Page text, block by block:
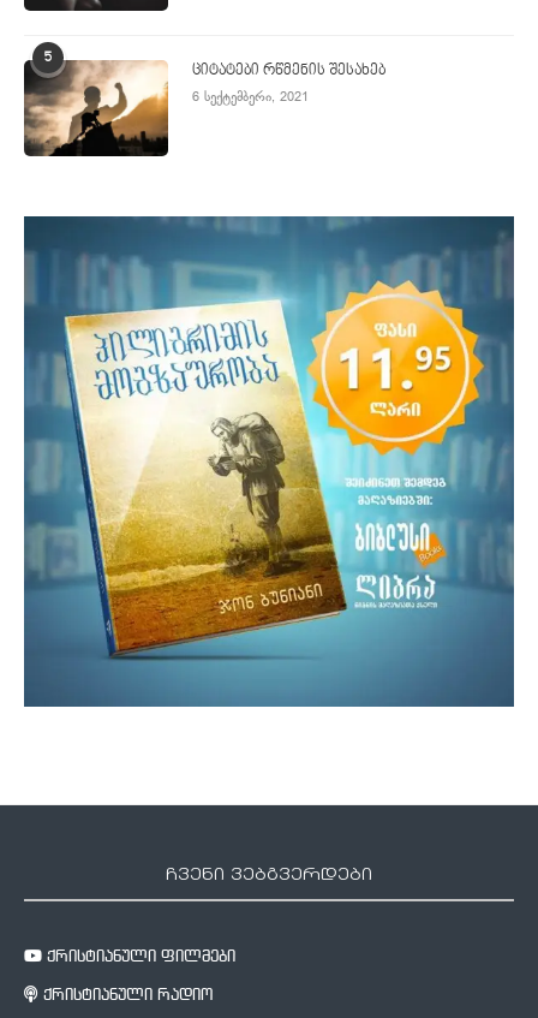
5
ციტატები რწმენის შესახებ
6 სექტემბერი, 2021
ჩვენი ვებგვერდები
ქრისტიანული ფილმები
ქრისტიანული რადიო